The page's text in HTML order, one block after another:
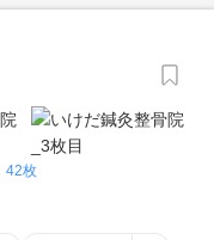
42枚